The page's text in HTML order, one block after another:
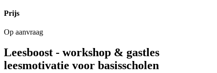
Prijs
Op aanvraag
Leesboost - workshop & gastles
leesmotivatie voor basisscholen